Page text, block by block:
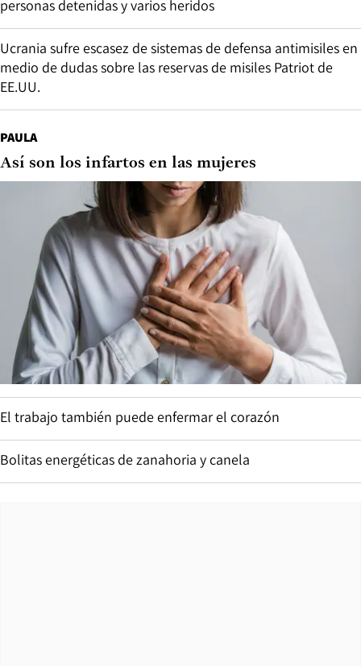
personas detenidas y varios heridos
Ucrania sufre escasez de sistemas de defensa antimisiles en
medio de dudas sobre las reservas de misiles Patriot de
EE.UU.
PAULA
Así son los infartos en las mujeres
El trabajo también puede enfermar el corazón
Bolitas energéticas de zanahoria y canela